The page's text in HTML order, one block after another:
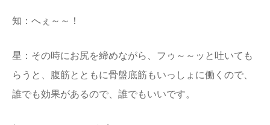
知：へぇ～～！
星：その時にお尻を締めながら、フゥ～～ッと吐いても
らうと、腹筋とともに骨盤底筋もいっしょに働くので、
誰でも効果があるので、誰でもいいです。